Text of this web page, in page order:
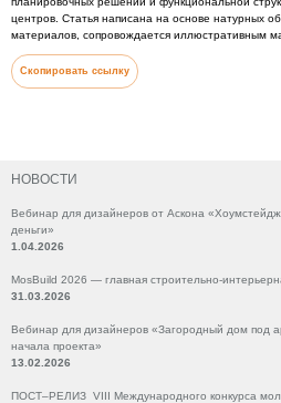
НОВОСТИ
Вебинар для дизайнеров от Аскона
деньги»
1.04.2026
MosBuild 2026 — главная строительно-
31.03.2026
Вебинар для дизайнеров «Загородный дом под
начала проекта»
13.02.2026
ПОСТ–РЕЛИЗ VIII Международного конкурса
центров. Статья написана на основе натурных
материалов, сопровождается иллюстративным
Скопировать ссылку